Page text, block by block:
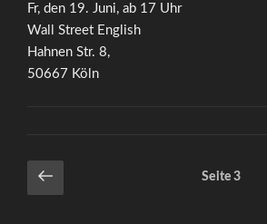
Fr, den 19. Juni, ab 17 Uhr
Wall Street English
Hahnen Str. 8,
50667 Köln
Seitennummerierung
der
Vorherige
Seite
Seite3